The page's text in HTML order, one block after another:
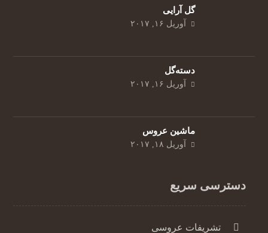
گل‌ آرایی
آوریل ۱۶, ۲۰۱۷
دسته‌گل
آوریل ۱۶, ۲۰۱۷
ماشین عروس
آوریل ۱۸, ۲۰۱۷
دسترسی سریع
تشریفات عروسی